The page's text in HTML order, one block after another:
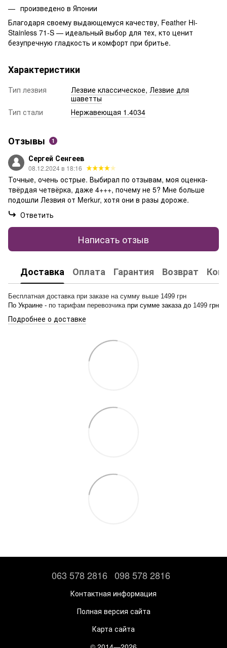
произведено в Японии
Благодаря своему выдающемуся качеству, Feather Hi-
Stainless 71-S — идеальный выбор для тех, кто ценит
безупречную гладкость и комфорт при бритье.
Характеристики
Тип лезвия Лезвие классическое, Лезвие для
шаветты
Тип стали
Нержавеющая 1.4034
Отзывы 1
Сергей Сенгеев
08.12.2024 в 18:16
Точные, очень острые. Выбирал по отзывам, моя оценка-
твёрдая четвёрка, даже 4+++, почему не 5? Мне больше
подошли Лезвия от Merkur, хотя они в разы дороже.
Ответить
Написать отзыв
Доставка Оплата Гарантия Возврат
Бесплатная доставка при заказе на сумму выше 1499 грн
По Украине - по тарифам перевозчика при сумме заказа до 1499 грн
Подробнее о доставке
063 578 2816 098 578 2816
Контактная информация
Полная версия сайта
Карта сайта